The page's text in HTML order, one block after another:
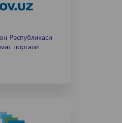
Республикаси
портали